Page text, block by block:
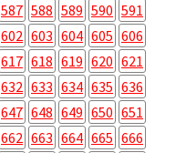
587 588 589 590 591
602 603 604 605 606
617 618 619 620 621
632 633 634 635 636
647 648 649 650 651
662 663 664 665 666